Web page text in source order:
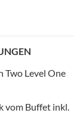
Two Level One
vom Buffet inkl.